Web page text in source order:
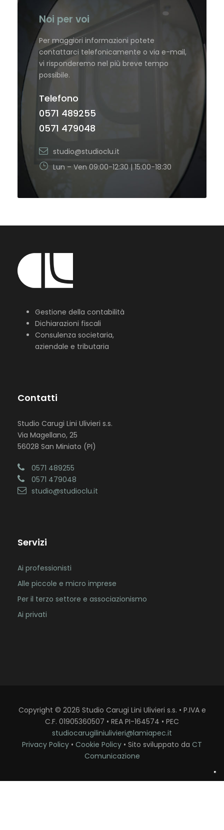
Noi per voi
Per maggiori informazioni potete
contattarci telefonicamente o via e-mail,
vi risponderemo nel più breve tempo
possibile.
Telefono
0571 489255
0571 479048
studio@studioclu.it
Lun – Ven 09:00-12:30 | 15:00-18:30
Gestione della contabilità
Dichiarazioni fiscali
Consulenza societaria,
aziendale e tributaria
Contatti
Studio Carugi Lini Ulivieri s.s.
Via Magellano, 25
56028 San Miniato (PI)
0571 489255
0571 479048
studio@studioclu.it
Servizi
Ai professionisti
Alle piccole e micro imprese
Per il terzo settore e associazionismo
Ai privati
Copyright © 2026 Studio Carugi Lini Ulivieri s.s. • P.IVA e
C.F. 01905360507 • REA PI-164574 • PEC
studiocarugiliniulivieri@lamiapec.it
Privacy Policy • Cookie Policy • Sito sviluppato da CT
Comunicazione